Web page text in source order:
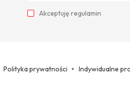
Akceptuję regulamin
Polityka prywatności
Indywidualne